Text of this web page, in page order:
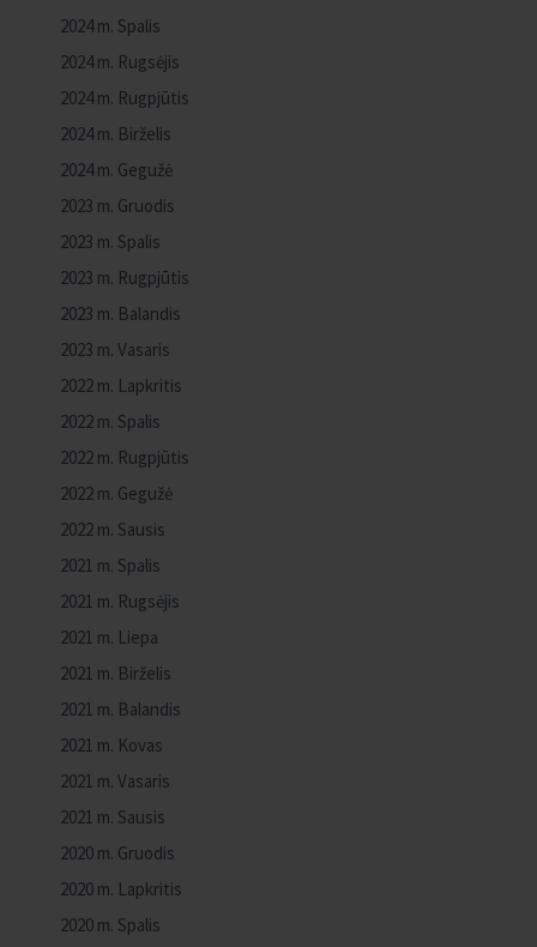
2024 m. Spalis
2024 m. Rugsėjis
2024 m. Rugpjūtis
2024 m. Birželis
2024 m. Gegužė
2023 m. Gruodis
2023 m. Spalis
2023 m. Rugpjūtis
2023 m. Balandis
2023 m. Vasaris
2022 m. Lapkritis
2022 m. Spalis
2022 m. Rugpjūtis
2022 m. Gegužė
2022 m. Sausis
2021 m. Spalis
2021 m. Rugsėjis
2021 m. Liepa
2021 m. Birželis
2021 m. Balandis
2021 m. Kovas
2021 m. Vasaris
2021 m. Sausis
2020 m. Gruodis
2020 m. Lapkritis
2020 m. Spalis